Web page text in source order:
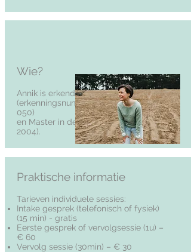
Wie?
Annik is erkend gezondheidscoach
(erkenningsnummerVVGC:21-04-02-
050)
en Master in de Sociologie (UGent,
2004).
Praktische informatie
Tarieven individuele sessies:
Intake gesprek (telefonisch of fysiek)
(15 min) - gratis
Eerste gesprek of vervolgsessie (1u) –
€ 60
Vervolg sessie (30min) – € 30